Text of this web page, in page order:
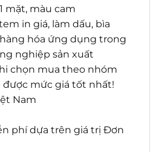
mặt, màu cam
in giá, làm dấu, bìa
hóa ứng dụng trong
nghiệp sản xuất
chọn mua theo nhóm
được mức giá tốt nhất!
Nam
phí dựa trên giá trị Đơn